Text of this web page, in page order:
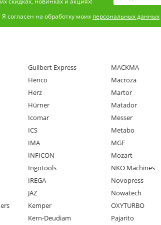
Я согласен на обработку моих персональных данных
Guilbert Express
Henco
Herz
Hürner
Icomar
ICS
IMA
INFICON
Ingotools
IREGA
JAZ
Kemper
Kern-Deudiam
MACKMA
Macroza
Martor
Matador
Messer
Metabo
MGF
Mozart
NKO Machines
Novopress
Nowatech
OXYTURBO
Pajarito